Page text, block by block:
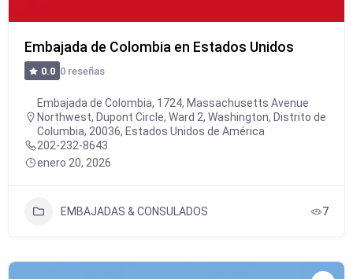
Embajada de Colombia en Estados Unidos
0.0 0 reseñas
Embajada de Colombia, 1724, Massachusetts Avenue
Northwest, Dupont Circle, Ward 2, Washington, Distrito de
Columbia, 20036, Estados Unidos de América
202-232-8643
enero 20, 2026
EMBAJADAS & CONSULADOS 7